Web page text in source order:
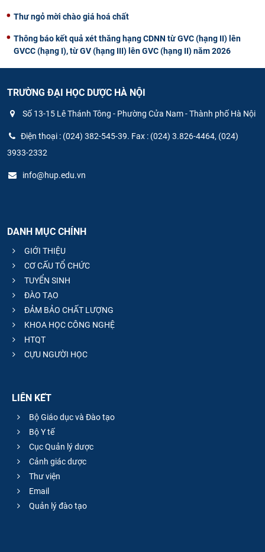
Thư ngỏ mời chào giá hoá chất
Thông báo kết quả xét thăng hạng CDNN từ GVC (hạng II) lên
GVCC (hạng I), từ GV (hạng III) lên GVC (hạng II) năm 2026
TRƯỜNG ĐẠI HỌC DƯỢC HÀ NỘI
Số 13-15 Lê Thánh Tông - Phường Cửa Nam - Thành phố Hà Nội
Điện thoại : (024) 382-545-39. Fax : (024) 3.826-4464, (024)
3933-2332
info@hup.edu.vn
DANH MỤC CHÍNH
GIỚI THIỆU
CƠ CẤU TỔ CHỨC
TUYỂN SINH
ĐÀO TẠO
ĐẢM BẢO CHẤT LƯỢNG
KHOA HỌC CÔNG NGHỆ
HTQT
CỰU NGƯỜI HỌC
LIÊN KẾT
Bộ Giáo dục và Đào tạo
Bộ Y tế
Cục Quản lý dược
Cảnh giác dược
Thư viện
Email
Quản lý đào tạo